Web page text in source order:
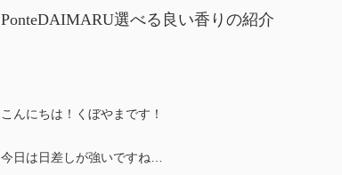
PonteDAIMARU選べる良い香りの紹介
こんにちは！くぼやまです！
今日は日差しが強いですね…